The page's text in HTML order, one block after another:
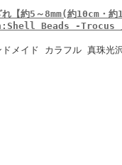
【約5～8mm(約10cm・
En:Shell Beads -Trocus
メイド カラフル 真珠光